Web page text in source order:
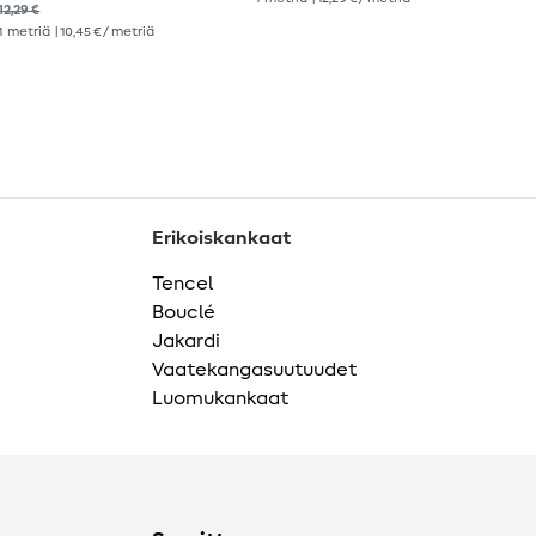
€
metriä | 10,45 € / metriä
Erikoiskankaat
Tencel
Bouclé
Jakardi
Vaatekangasuutuudet
Luomukankaat